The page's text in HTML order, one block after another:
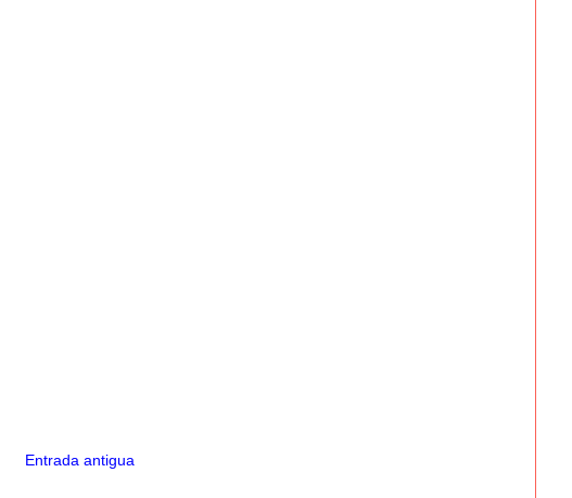
Entrada antigua